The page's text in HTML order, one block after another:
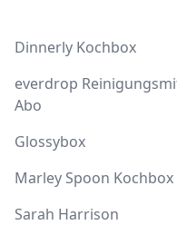
Dinnerly Kochbox
everdrop
Abo
Glossybox
Marley Spoon Kochbox
Sarah Harrison